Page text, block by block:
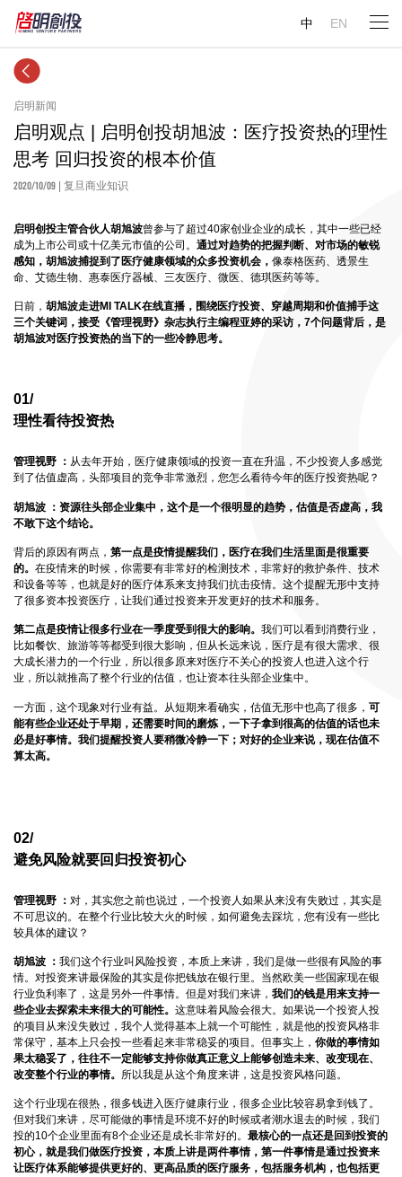
中 EN
启明新闻
启明观点 | 启明创投胡旭波：医疗投资热的理性
思考 回归投资的根本价值
2020/10/09 | 复旦商业知识
启明创投主管合伙人胡旭波曾参与了超过40家创业企业的成长，其中一些已经
成为上市公司或十亿美元市值的公司。 通过对趋势的把握判断、对市场的敏锐
感知，胡旭波捕捉到了医疗健康领域的众多投资机会， 像泰格医药、透景生
命、艾德生物、惠泰医疗器械、三友医疗、微医、德琪医药等等。
日前， 胡旭波走进MI TALK在线直播，围绕医疗投资、穿越周期和价值捕手这
三个关键词，接受《管理视野》杂志执行主编程亚婷的采访，7个问题背后，是
胡旭波对医疗投资热的当下的一些冷静思考。
01/
理性看待投资热
管理视野 ： 从去年开始，医疗健康领域的投资一直在升温，不少投资人多感觉
到了估值虚高，头部项目的竞争非常激烈，您怎么看待今年的医疗投资热呢？
胡旭波 ： 资源往头部企业集中，这个是一个很明显的趋势，估值是否虚高，我
不敢下这个结论。
背后的原因有两点， 第一点是疫情提醒我们，医疗在我们生活里面是很重要
的。 在疫情来的时候，你需要有非常好的检测技术，非常好的救护条件、技术
和设备等等，也就是好的医疗体系来支持我们抗击疫情。这个提醒无形中支持
了很多资本投资医疗，让我们通过投资来开发更好的技术和服务。
第二点是疫情让很多行业在一季度受到很大的影响。 我们可以看到消费行业，
比如餐饮、旅游等等都受到很大影响，但从长远来说，医疗是有很大需求、很
大成长潜力的一个行业，所以很多原来对医疗不关心的投资人也进入这个行
业，所以就推高了整个行业的估值，也让资本往头部企业集中。
一方面，这个现象对行业有益。从短期来看确实，估值无形中也高了很多， 可
能有些企业还处于早期，还需要时间的磨炼，一下子拿到很高的估值的话也未
必是好事情。我们提醒投资人要稍微冷静一下；对好的企业来说，现在估值不
算太高。
02/
避免风险就要回归投资初心
管理视野 ： 对，其实您之前也说过，一个投资人如果从来没有失败过，其实是
不可思议的。在整个行业比较大火的时候，如何避免去踩坑，您有没有一些比
较具体的建议？
胡旭波 ： 我们这个行业叫风险投资，本质上来讲，我们是做一些很有风险的事
情。对投资来讲最保险的其实是你把钱放在银行里。当然欧美一些国家现在银
行业负利率了，这是另外一件事情。但是对我们来讲， 我们的钱是用来支持一
些企业去探索未来很大的可能性。 这意味着风险会很大。如果说一个投资人投
的项目从来没失败过，我个人觉得基本上就一个可能性，就是他的投资风格非
常保守，基本上只会投一些看起来非常稳妥的项目。但事实上， 你做的事情如
果太稳妥了，往往不一定能够支持你做真正意义上能够创造未来、改变现在、
改变整个行业的事情。 所以我是从这个角度来讲，这是投资风格问题。
这个行业现在很热，很多钱进入医疗健康行业，很多企业比较容易拿到钱了。
但对我们来讲，尽可能做的事情是环境不好的时候或者潮水退去的时候，我们
投的10个企业里面有8个企业还是成长非常好的。 最核心的一点还是回到投资的
初心，就是我们做医疗投资，本质上讲是两件事情，第一件事情是通过投资来
让医疗体系能够提供更好的、更高品质的医疗服务，包括服务机构，也包括更